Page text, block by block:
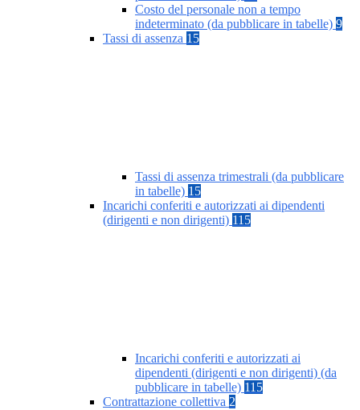
Costo del personale non a tempo
indeterminato (da pubblicare in tabelle) 9
Tassi di assenza 15
Tassi di assenza trimestrali (da pubblicare
in tabelle) 15
Incarichi conferiti e autorizzati ai dipendenti
(dirigenti e non dirigenti) 115
Incarichi conferiti e autorizzati ai
dipendenti (dirigenti e non dirigenti) (da
pubblicare in tabelle) 115
Contrattazione collettiva 2